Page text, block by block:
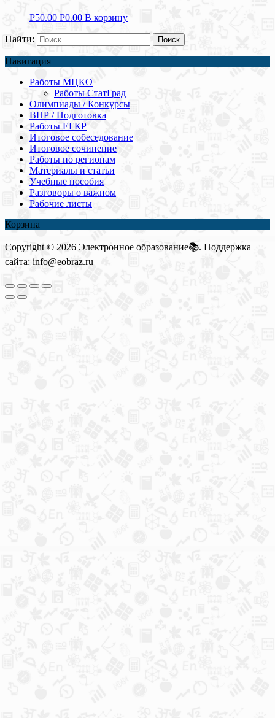
Р50.00 Р0.00 В корзину
Найти:
Навигация
Работы МЦКО
Работы СтатГрад
Олимпиады / Конкурсы
ВПР / Подготовка
Работы ЕГКР
Итоговое собеседование
Итоговое сочинение
Работы по регионам
Материалы и статьи
Учебные пособия
Разговоры о важном
Рабочие листы
Корзина
Copyright © 2026 Электронное образование📚. Поддержка
сайта: info@eobraz.ru